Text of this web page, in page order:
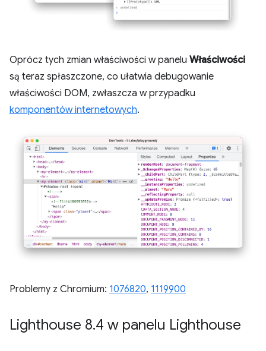
Oprócz tych zmian właściwości w panelu Właściwości
są teraz spłaszczone, co ułatwia debugowanie
właściwości DOM, zwłaszcza w przypadku
komponentów internetowych.
Problemy z Chromium: 1076820, 1119900
Lighthouse 8.4 w panelu Lighthouse